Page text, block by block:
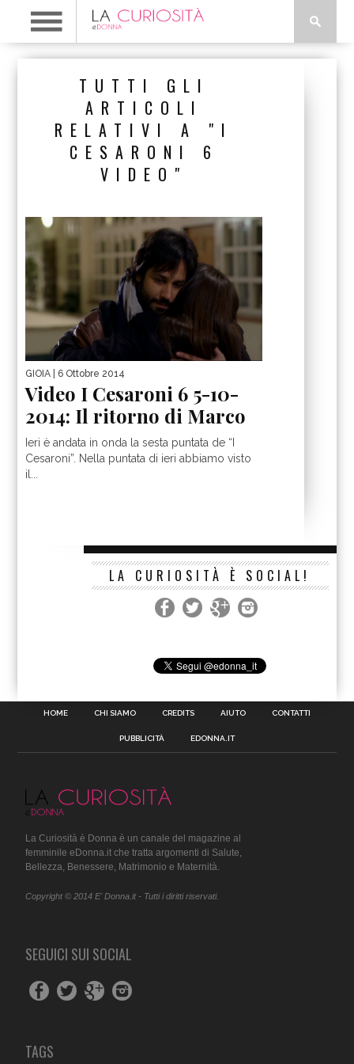
TUTTI GLI
ARTICOLI
RELATIVI A "I
CESARONI 6
VIDEO"
GIOIA | 6 Ottobre 2014
Video I Cesaroni 6 5-10-
2014: Il ritorno di Marco
Ieri è andata in onda la sesta puntata de “I
Cesaroni”. Nella puntata di ieri abbiamo visto
il...
LA CURIOSITÀ È SOCIAL!
HOME CHI SIAMO CREDITS AIUTO CONTATTI
PUBBLICITÀ EDONNA.IT
La Curiosità è Donna è un canale del magazine al
femminile eDonna.it che tratta argomenti di Salute,
Bellezza, Benessere, Matrimonio e Maternità.
Copyright © 2014 E' Donna.it - Tutti i diritti riservati.
SEGUICI SUI SOCIAL
TAGS